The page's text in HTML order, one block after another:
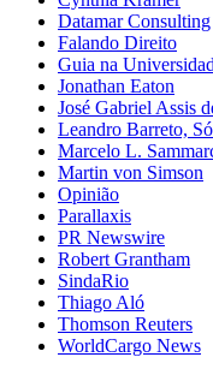
Datamar Consulting
Falando Direito
Guia na
Jonathan Eaton
José Gabriel Assis
Leandro Barreto,
Marcelo L.
Martin von Simson
Opinião
Parallaxis
PR Newswire
Robert Grantham
SindaRio
Thiago Aló
Thomson Reuters
WorldCargo News